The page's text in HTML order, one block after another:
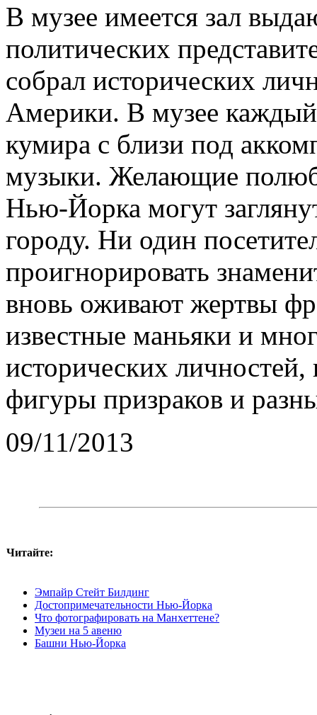
В музее имеется зал
политических
собрал исторических
Америки. В музее каждый
кумира с близи под
музыки. Желающие
Нью-Йорка могут
городу. Ни один
проигнорировать
вновь оживают жертвы
известные маньяки и
исторических
фигуры призраков и
09/11/2013
Читайте:
Эмпайр Стейт Билдинг
Достопримечательности Нью-Йорка
Что фотографировать на Манхеттене?
Музеи на 5 авеню
Башни Нью-Йорка